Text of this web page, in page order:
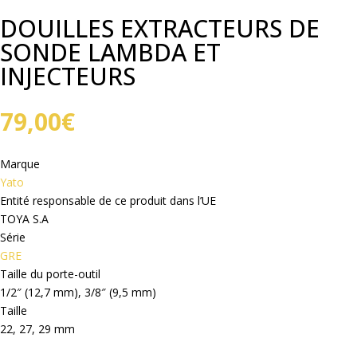
DOUILLES EXTRACTEURS DE
SONDE LAMBDA ET
INJECTEURS
79,00€
Marque
Yato
Entité responsable de ce produit dans l’UE
TOYA S.A
Série
GRE
Taille du porte-outil
1/2″ (12,7 mm), 3/8″ (9,5 mm)
Taille
22, 27, 29 mm